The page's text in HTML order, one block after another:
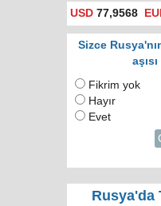
USD 77,9568
Sizce
Fikrim yok
Hayır
Evet
Rusya'da